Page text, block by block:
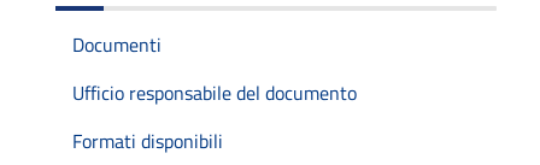
Documenti
Ufficio responsabile del documento
Formati disponibili